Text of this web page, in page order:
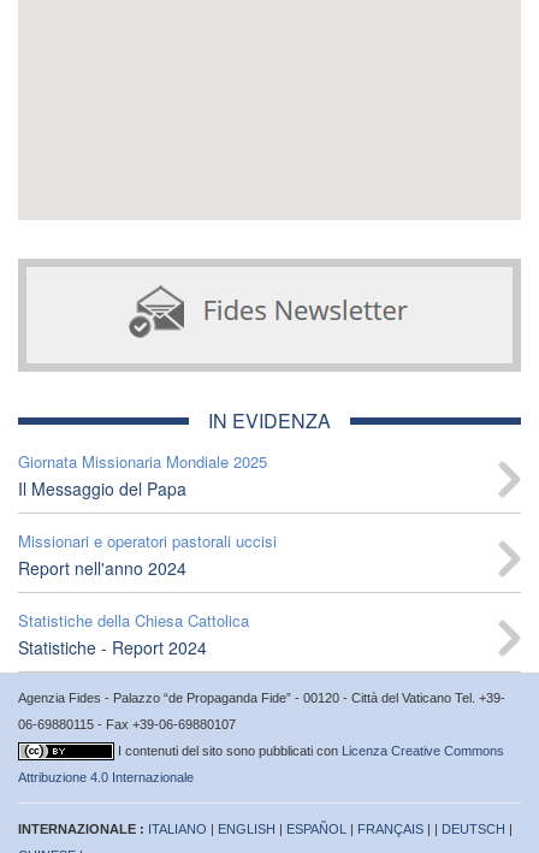
IN EVIDENZA
Giornata Missionaria Mondiale 2025
Il Messaggio del Papa
Missionari e operatori pastorali uccisi
Report nell'anno 2024
Statistiche della Chiesa Cattolica
Statistiche - Report 2024
Agenzia Fides - Palazzo “de Propaganda Fide” - 00120 - Città del Vaticano Tel. +39-
06-69880115 - Fax +39-06-69880107
I contenuti del sito sono pubblicati con Licenza Creative Commons
Attribuzione 4.0 Internazionale
INTERNAZIONALE : ITALIANO | ENGLISH | ESPAÑOL | FRANÇAIS | | DEUTSCH |